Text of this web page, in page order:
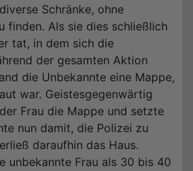
Schränke, ohne
finden. Als sie dies schließlich
tat, in dem sich die
der gesamten Aktion
die Unbekannte eine Mappe,
war. Geistesgegenwärtig
Frau die Mappe und setzte
nun damit, die Polizei zu
daraufhin das Haus.
unbekannte Frau als 30 bis 40